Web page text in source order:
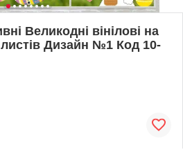
Великодні вінілові на
листів Дизайн №1 Код 10-